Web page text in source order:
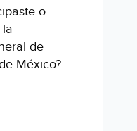
o
de
México?